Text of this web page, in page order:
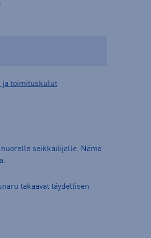
ja toimituskulut
seikkailijalle. Nämä
takaavat täydellisen